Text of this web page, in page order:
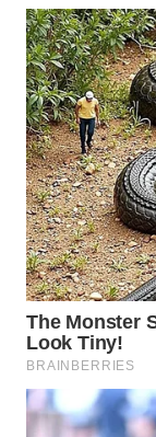
WN
BORNEO
Wahana
Media
Group
WAHANA
NEWS
WAHANA
TANI
WAHANA
ADVOKAT
WAHANA